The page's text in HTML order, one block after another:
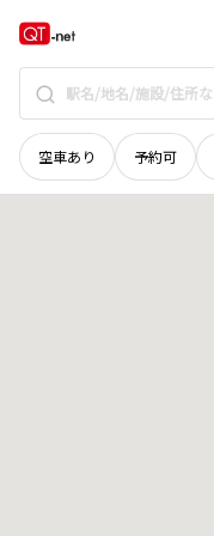
空車あり 予約可
岩手県